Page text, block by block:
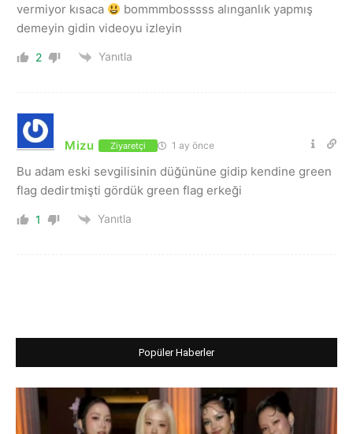
vermiyor kısaca
bommmbosssss alınganlık yapmış
demeyin gidin videoyu izleyin
2 Yanıtla
Mizu Ziyaretçi 1 ay önce
Bu adam eski sevgilisinin düğününe gidip kendine green
flag dedirtmişti gördük green flag erkeği
1 Yanıtla
Popüler Haberler